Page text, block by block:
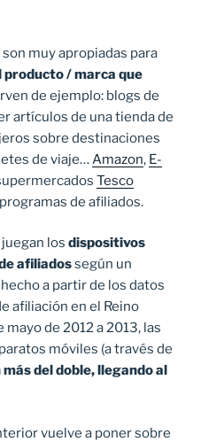
muy apropiadas para
/ marca que
de ejemplo: blogs de
artículos de una tienda de
sobre destinaciones
de viaje…Amazon, E-
Tesco
de afiliados.
los dispositivos
afiliadossegún un
a partir de los datos
afiliación en el Reino
mayo de 2012 a 2013, las
móviles (a través de
del doble, llegando al
vuelve a poner sobre